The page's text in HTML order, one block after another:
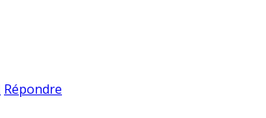
Répondre